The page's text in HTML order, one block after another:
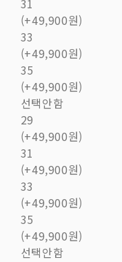
31
(+49,900원)
33
(+49,900원)
35
(+49,900원)
선택안함
29
(+49,900원)
31
(+49,900원)
33
(+49,900원)
35
(+49,900원)
선택안함